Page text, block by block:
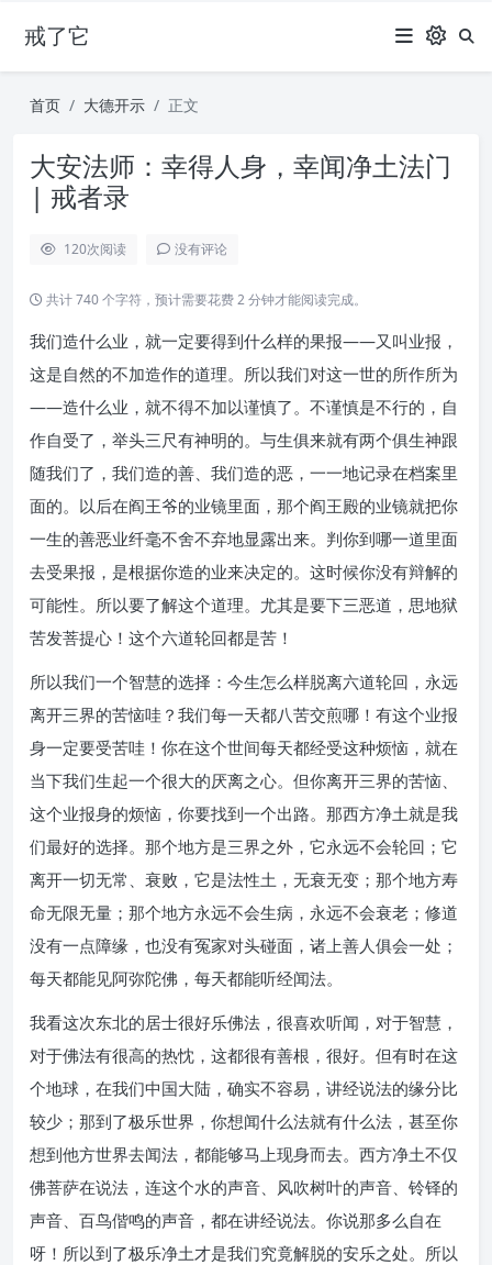
戒了它
首页 大德开示 正文
大安法师：幸得人身，幸闻净土法门
| 戒者录
120次阅读 没有评论
共计 740 个字符，预计需要花费 2 分钟才能阅读完成。
我们造什么业，就一定要得到什么样的果报——又叫业报，
这是自然的不加造作的道理。所以我们对这一世的所作所为
——造什么业，就不得不加以谨慎了。不谨慎是不行的，自
作自受了，举头三尺有神明的。与生俱来就有两个俱生神跟
随我们了，我们造的善、我们造的恶，一一地记录在档案里
面的。以后在阎王爷的业镜里面，那个阎王殿的业镜就把你
一生的善恶业纤毫不舍不弃地显露出来。判你到哪一道里面
去受果报，是根据你造的业来决定的。这时候你没有辩解的
可能性。所以要了解这个道理。尤其是要下三恶道，思地狱
苦发菩提心！这个六道轮回都是苦！
所以我们一个智慧的选择：今生怎么样脱离六道轮回，永远
离开三界的苦恼哇？我们每一天都八苦交煎哪！有这个业报
身一定要受苦哇！你在这个世间每天都经受这种烦恼，就在
当下我们生起一个很大的厌离之心。但你离开三界的苦恼、
这个业报身的烦恼，你要找到一个出路。那西方净土就是我
们最好的选择。那个地方是三界之外，它永远不会轮回；它
离开一切无常、衰败，它是法性土，无衰无变；那个地方寿
命无限无量；那个地方永远不会生病，永远不会衰老；修道
没有一点障缘，也没有冤家对头碰面，诸上善人俱会一处；
每天都能见阿弥陀佛，每天都能听经闻法。
我看这次东北的居士很好乐佛法，很喜欢听闻，对于智慧，
对于佛法有很高的热忱，这都很有善根，很好。但有时在这
个地球，在我们中国大陆，确实不容易，讲经说法的缘分比
较少；那到了极乐世界，你想闻什么法就有什么法，甚至你
想到他方世界去闻法，都能够马上现身而去。西方净土不仅
佛菩萨在说法，连这个水的声音、风吹树叶的声音、铃铎的
声音、百鸟偕鸣的声音，都在讲经说法。你说那多么自在
呀！所以到了极乐净土才是我们究竟解脱的安乐之处。所以